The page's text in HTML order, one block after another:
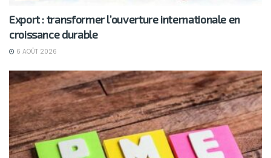
Export : transformer l’ouverture internationale en
croissance durable
6 AOÛT 2026